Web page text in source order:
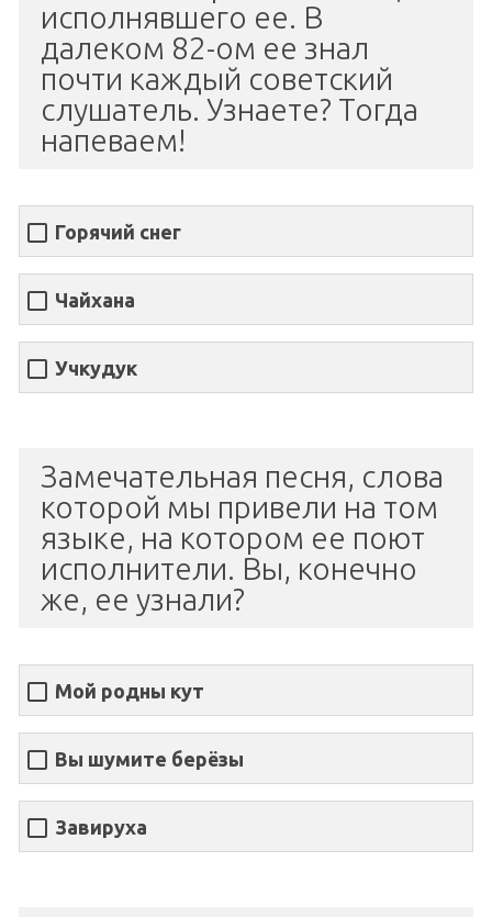
исполнявшего ее. В
далеком 82-ом ее знал
почти каждый советский
слушатель. Узнаете? Тогда
напеваем!
Горячий снег
Чайхана
Учкудук
Замечательная песня, слова
которой мы привели на том
языке, на котором ее поют
исполнители. Вы, конечно
же, ее узнали?
Мой родны кут
Вы шумите берёзы
Завируха